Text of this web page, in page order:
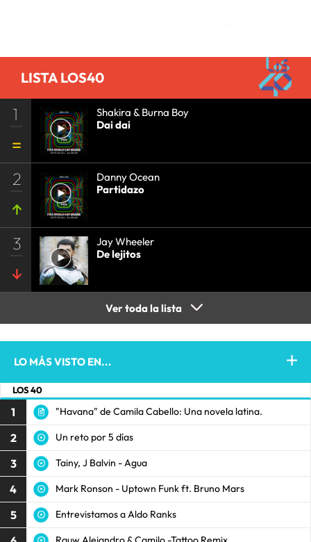
LISTA LOS40
1
Shakira & Burna Boy
Dai dai
2
Danny Ocean
Partidazo
3
Jay Wheeler
De lejitos
Ver toda la lista
LO MÁS VISTO EN...
LOS 40
1 "Havana" de Camila Cabello: Una novela latina.
2 Un reto por 5 días
3 Tainy, J Balvin - Agua
4 Mark Ronson - Uptown Funk ft. Bruno Mars
5 Entrevistamos a Aldo Ranks